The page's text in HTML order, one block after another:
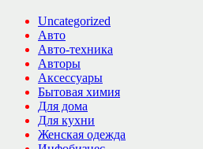
Uncategorized
Авто
Авто-техника
Авторы
Аксессуары
Бытовая химия
Для дома
Для кухни
Женская одежда